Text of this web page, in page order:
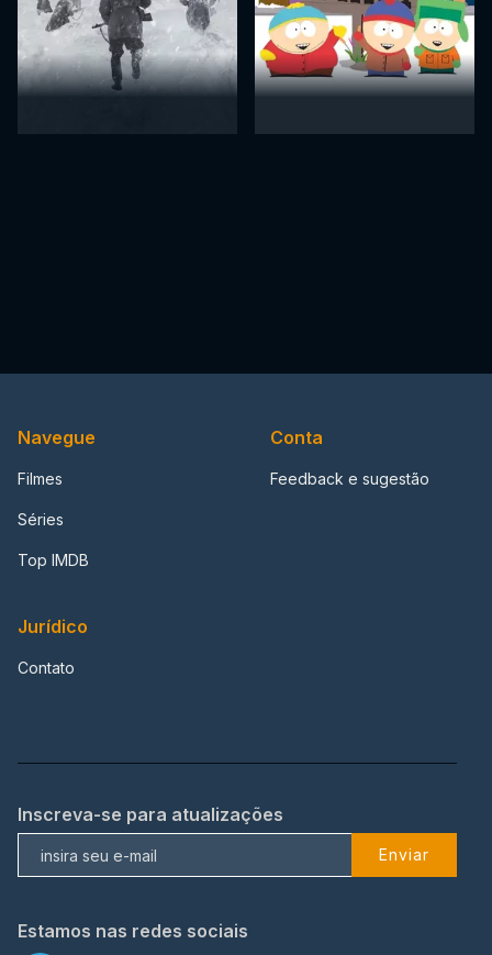
Navegue
Filmes
Séries
Top IMDB
Conta
Feedback e sugestão
Jurídico
Contato
Inscreva-se para atualizações
Enviar
Estamos nas redes sociais